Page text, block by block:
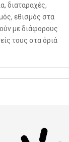
διαταραχές,
εθισμός στα
με διάφορους
τους στα όριά